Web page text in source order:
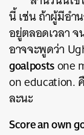
นี้ เช่น ถ้าผู้มีอำ
อยู่ตลอดเวลา
อาจจะพูดว่า
goalpostsone
on education.
ละนะ
Score an own